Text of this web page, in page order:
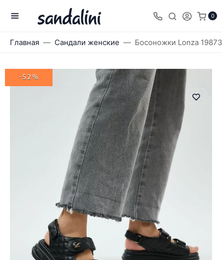
0
Главная Сандали женские Босоножки Lonza
-52%